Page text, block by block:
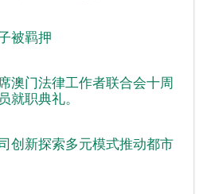
被羁押
澳门法律工作者联合会十周
就职典礼。
创新探索多元模式推动都市